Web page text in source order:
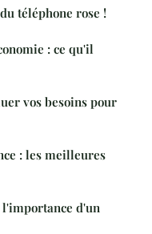
téléphone rose !
: ce qu'il
vos besoins pour
: les meilleures
l'importance d'un